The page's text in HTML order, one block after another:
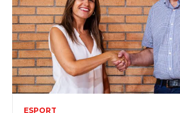
ESPORT